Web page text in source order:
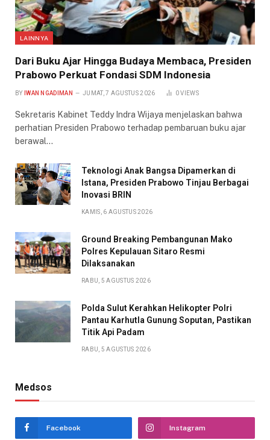
LAINNYA
Dari Buku Ajar Hingga Budaya Membaca, Presiden
Prabowo Perkuat Fondasi SDM Indonesia
BY IWAN NGADIMAN JUMAT, 7 AGUSTUS 2026 0VIEWS
Sekretaris Kabinet Teddy Indra Wijaya menjelaskan bahwa
perhatian Presiden Prabowo terhadap pembaruan buku ajar
berawal…
Teknologi Anak Bangsa Dipamerkan di
Istana, Presiden Prabowo Tinjau Berbagai
Inovasi BRIN
KAMIS, 6 AGUSTUS 2026
Ground Breaking Pembangunan Mako
Polres Kepulauan Sitaro Resmi
Dilaksanakan
RABU, 5 AGUSTUS 2026
Polda Sulut Kerahkan Helikopter Polri
Pantau Karhutla Gunung Soputan, Pastikan
Titik Api Padam
RABU, 5 AGUSTUS 2026
Medsos
Facebook Instagram